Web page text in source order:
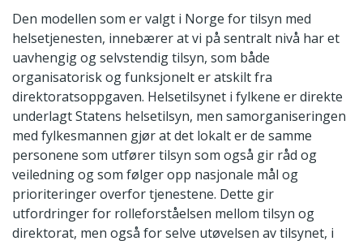
Den modellen som er valgt i Norge for tilsyn med
helsetjenesten, innebærer at vi på sentralt nivå har et
uavhengig og selvstendig tilsyn, som både
organisatorisk og funksjonelt er atskilt fra
direktoratsoppgaven. Helsetilsynet i fylkene er direkte
underlagt Statens helsetilsyn, men samorganiseringen
med fylkesmannen gjør at det lokalt er de samme
personene som utfører tilsyn som også gir råd og
veiledning og som følger opp nasjonale mål og
prioriteringer overfor tjenestene. Dette gir
utfordringer for rolleforståelsen mellom tilsyn og
direktorat, men også for selve utøvelsen av tilsynet, i